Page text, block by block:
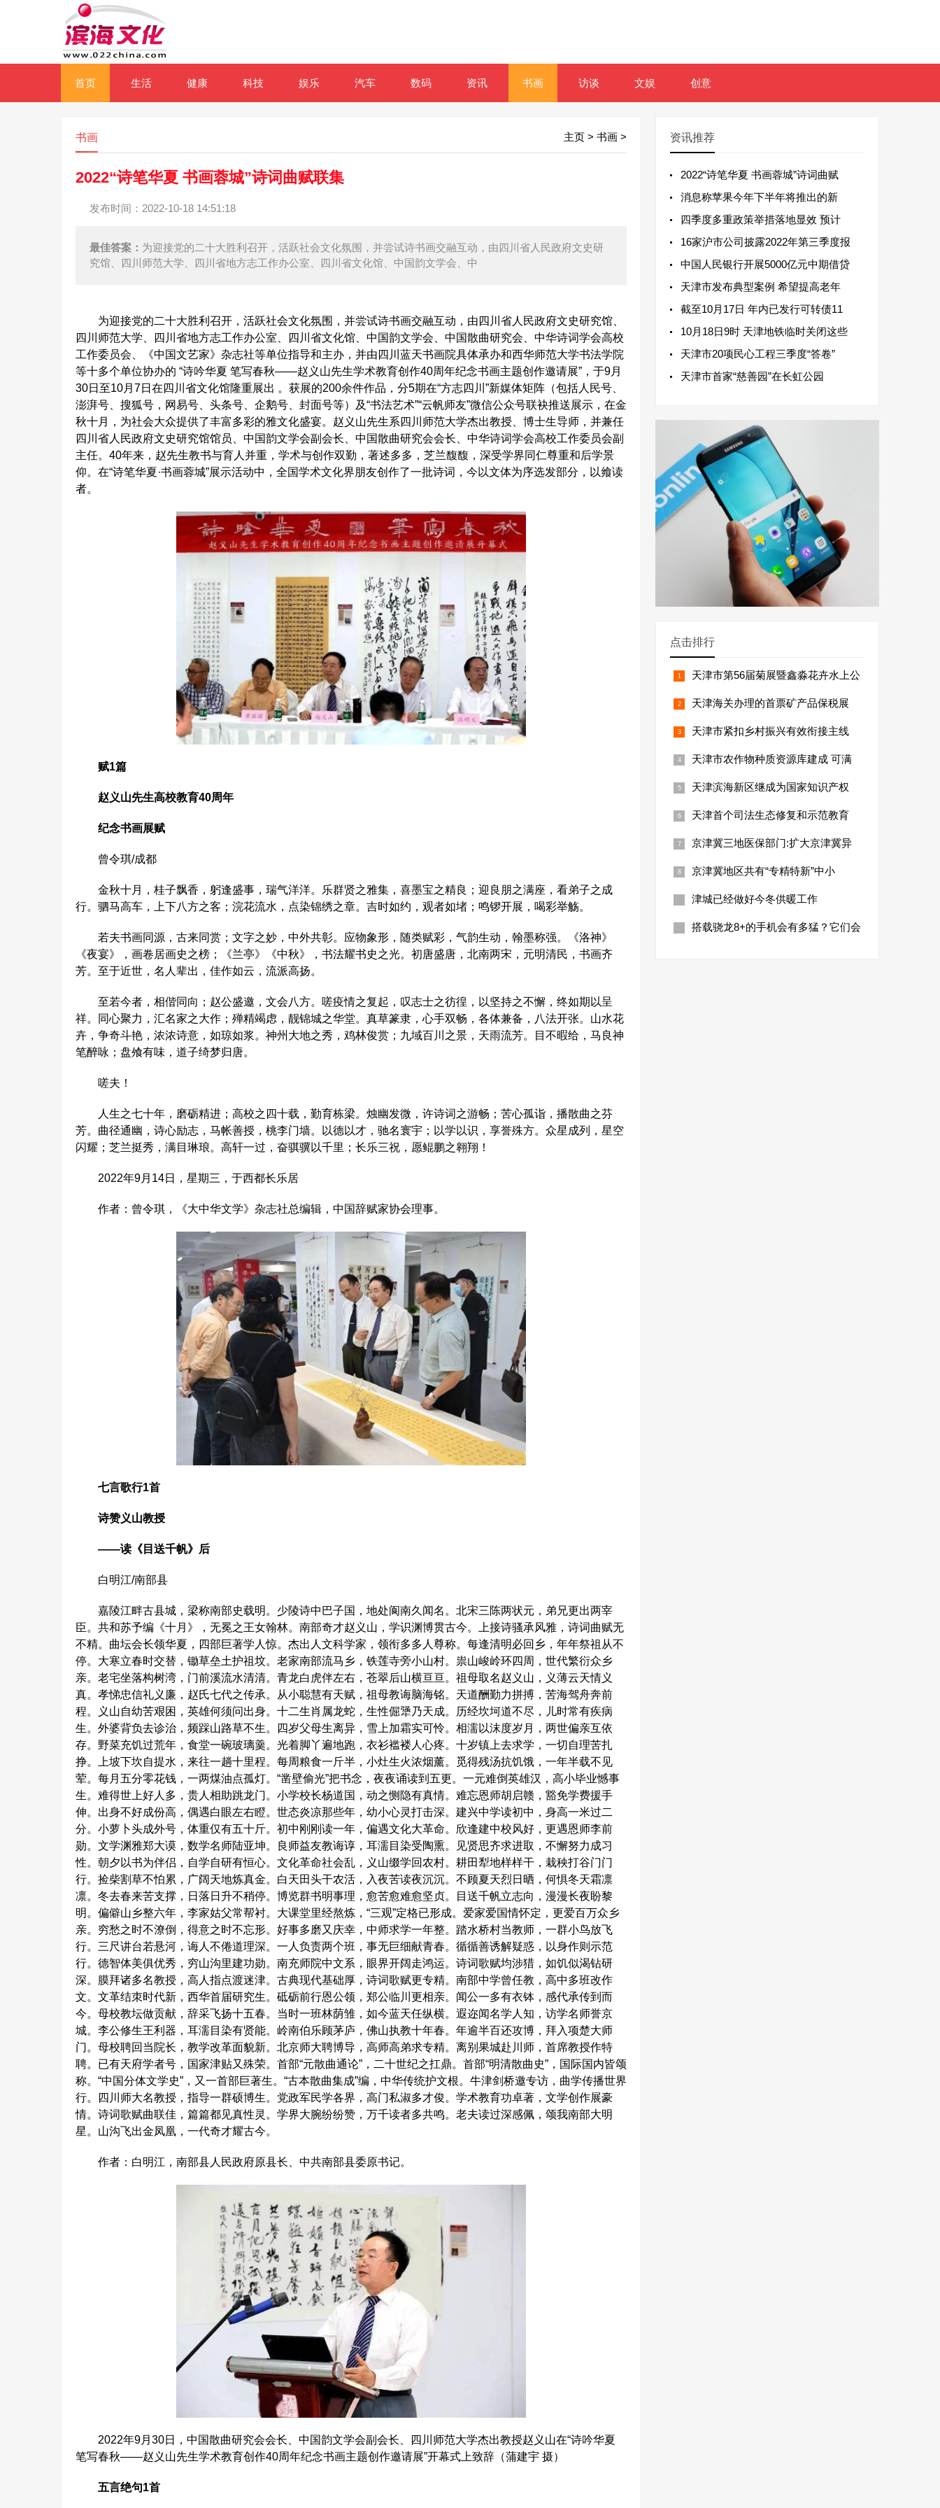
首页 生活 健康 科技 娱乐 汽车 数码 资讯 书画 访谈 文娱 创意
主页 > 书画 >
书画
2022“诗笔华夏 书画蓉城”诗词曲赋联集
发布时间：2022-10-18 14:51:18
最佳答案： 为迎接党的二十大胜利召开，活跃社会文化氛围，并尝试诗书画交融互动，由四川省人民政府文史研
究馆、四川师范大学、四川省地方志工作办公室、四川省文化馆、中国韵文学会、中
为迎接党的二十大胜利召开，活跃社会文化氛围，并尝试诗书画交融互动，由四川省人民政府文史研究馆、
四川师范大学、四川省地方志工作办公室、四川省文化馆、中国韵文学会、中国散曲研究会、中华诗词学会高校
工作委员会、《中国文艺家》杂志社等单位指导和主办，并由四川蓝天书画院具体承办和西华师范大学书法学院
等十多个单位协办的 “诗吟华夏 笔写春秋——赵义山先生学术教育创作40周年纪念书画主题创作邀请展”，于9月
30日至10月7日在四川省文化馆隆重展出 。获展的200余件作品，分5期在“方志四川”新媒体矩阵（包括人民号、
澎湃号、搜狐号，网易号、头条号、企鹅号、封面号等）及“书法艺术”“云帆师友”微信公众号联袂推送展示，在金
秋十月，为社会大众提供了丰富多彩的雅文化盛宴。赵义山先生系四川师范大学杰出教授、博士生导师，并兼任
四川省人民政府文史研究馆馆员、中国韵文学会副会长、中国散曲研究会会长、中华诗词学会高校工作委员会副
主任。40年来，赵先生教书与育人并重，学术与创作双勤，著述多多，芝兰馥馥，深受学界同仁尊重和后学景
仰。在“诗笔华夏·书画蓉城”展示活动中，全国学术文化界朋友创作了一批诗词，今以文体为序选发部分，以飨读
者。
赋1篇
赵义山先生高校教育40周年
纪念书画展赋
曾令琪/成都
金秋十月，桂子飘香，躬逢盛事，瑞气洋洋。乐群贤之雅集，喜墨宝之精良；迎良朋之满座，看弟子之成
行。驷马高车，上下八方之客；浣花流水，点染锦绣之章。吉时如约，观者如堵；鸣锣开展，喝彩举觞。
若夫书画同源，古来同赏；文字之妙，中外共彰。应物象形，随类赋彩，气韵生动，翰墨称强。《洛神》
《夜宴》，画卷居画史之榜；《兰亭》《中秋》，书法耀书史之光。初唐盛唐，北南两宋，元明清民，书画齐
芳。至于近世，名人辈出，佳作如云，流派高扬。
至若今者，相偕同向；赵公盛邀，文会八方。嗟疫情之复起，叹志士之彷徨，以坚持之不懈，终如期以呈
祥。同心聚力，汇名家之大作；殚精竭虑，靓锦城之华堂。真草篆隶，心手双畅，各体兼备，八法开张。山水花
卉，争奇斗艳，浓浓诗意，如琼如浆。神州大地之秀，鸡林俊赏；九域百川之景，天雨流芳。目不暇给，马良神
笔醉咏；盘飧有味，道子绮梦归唐。
嗟夫！
人生之七十年，磨砺精进；高校之四十载，勤育栋梁。烛幽发微，许诗词之游畅；苦心孤诣，播散曲之芬
芳。曲径通幽，诗心励志，马帐善授，桃李门墙。以德以才，驰名寰宇；以学以识，享誉殊方。众星成列，星空
闪耀；芝兰挺秀，满目琳琅。高轩一过，奋骐骥以千里；长乐三祝，愿鲲鹏之翱翔！
2022年9月14日，星期三，于西都长乐居
作者：曾令琪，《大中华文学》杂志社总编辑，中国辞赋家协会理事。
七言歌行1首
诗赞义山教授
——读《目送千帆》后
白明江/南部县
嘉陵江畔古县城，梁称南部史载明。少陵诗中巴子国，地处阆南久闻名。北宋三陈两状元，弟兄更出两宰
臣。共和苏予编《十月》，无冕之王女翰林。南部奇才赵义山，学识渊博贯古今。上接诗骚承风雅，诗词曲赋无
不精。曲坛会长领华夏，四部巨著学人惊。杰出人文科学家，领衔多多人尊称。每逢清明必回乡，年年祭祖从不
停。大寒立春时交替，锄草垒土护祖坟。老家南部流马乡，铁莲寺旁小山村。祟山峻岭环四周，世代繁衍众乡
亲。老宅坐落构树湾，门前溪流水清清。青龙白虎伴左右，苍翠后山横亘亘。祖母取名赵义山，义薄云天情义
真。孝悌忠信礼义廉，赵氏七代之传承。从小聪慧有天赋，祖母教诲脑海铭。天道酬勤力拼搏，苦海驾舟奔前
程。义山自幼苦艰困，英雄何须问出身。十二生肖属龙蛇，生性倔犟乃天成。历经坎坷道不尽，儿时常有疾病
生。外婆背负去诊治，频踩山路草不生。四岁父母生离异，雪上加霜实可怜。相濡以沫度岁月，两世偏亲互依
存。野菜充饥过荒年，食堂一碗玻璃羹。光着脚丫遍地跑，衣衫褴褛人心疼。十岁镇上去求学，一切自理苦扎
挣。上坡下坎自提水，来往一趟十里程。每周粮食一斤半，小灶生火浓烟薰。觅得残汤抗饥饿，一年半载不见
荤。每月五分零花钱，一两煤油点孤灯。“凿壁偷光”把书念，夜夜诵读到五更。一元难倒英雄汉，高小毕业憾事
生。难得世上好人多，贵人相助跳龙门。小学校长杨道国，动之恻隐有真情。难忘恩师胡启赣，豁免学费援手
伸。出身不好成份高，偶遇白眼左右瞪。世态炎凉那些年，幼小心灵打击深。建兴中学读初中，身高一米过二
分。小萝卜头成外号，体重仅有五十斤。初中刚刚读一年，偏遇文化大革命。欣逢建中校风好，更遇恩师李前
勋。文学渊雅郑大谟，数学名师陆亚坤。良师益友教诲谆，耳濡目染受陶熏。见贤思齐求进取，不懈努力成习
性。朝夕以书为伴侣，自学自研有恒心。文化革命社会乱，义山缀学回农村。耕田犁地样样干，栽秧打谷门门
行。捡柴割草不怕累，广阔天地炼真金。白天田头干农活，入夜苦读夜沉沉。不顾夏天烈日晒，何惧冬天霜凛
凛。冬去春来苦支撑，日落日升不稍停。博览群书明事理，愈苦愈难愈坚贞。目送千帆立志向，漫漫长夜盼黎
明。偏僻山乡整六年，李家姑父常帮衬。大课堂里经熬炼，“三观”定格已形成。爱家爱国情怀定，更爱百万众乡
亲。穷愁之时不潦倒，得意之时不忘形。好事多磨又庆幸，中师求学一年整。踏水桥村当教师，一群小鸟放飞
行。三尺讲台若悬河，诲人不倦道理深。一人负责两个班，事无巨细献青春。循循善诱解疑惑，以身作则示范
行。德智体美俱优秀，穷山沟里建功勋。南充师院中文系，眼界开阔走鸿运。诗词歌赋均涉猎，如饥似渴钻研
深。膜拜诸多名教授，高人指点渡迷津。古典现代基础厚，诗词歌赋更专精。南部中学曾任教，高中多班改作
文。文革结朿时代新，西华首届研究生。砥砺前行恩公领，郑公临川更相亲。闻公一多有衣钵，感代承传到而
今。母校教坛做贡献，辞采飞扬十五春。当时一班林荫雏，如今蓝天任纵横。遐迩闻名学人知，访学名师誉京
城。李公修生王利器，耳濡目染有贤能。岭南伯乐顾茅庐，佛山执教十年春。年逾半百还攻博，拜入项楚大师
门。母校聘回当院长，教学改革面貌新。北京师大聘博导，高师高弟求专精。离别果城赴川师，首席教授作特
聘。已有天府学者号，国家津贴又殊荣。首部“元散曲通论”，二十世纪之扛鼎。首部“明清散曲史”，国际国内皆颂
称。“中国分体文学史”，又一首部巨著生。“古本散曲集成”编，中华传统护文根。牛津剑桥邀专访，曲学传播世界
行。四川师大名教授，指导一群硕博生。党政军民学各界，高门私淑多才俊。学术教育功卓著，文学创作展豪
情。诗词歌赋曲联佳，篇篇都见真性灵。学界大腕纷纷赞，万千读者多共鸣。老夫读过深感佩，颂我南部大明
星。山沟飞出金凤凰，一代奇才耀古今。
作者：白明江，南部县人民政府原县长、中共南部县委原书记。
2022年9月30日，中国散曲研究会会长、中国韵文学会副会长、四川师范大学杰出教授赵义山在“诗吟华夏
笔写春秋——赵义山先生学术教育创作40周年纪念书画主题创作邀请展”开幕式上致辞（蒲建宇 摄）
五言绝句1首
资讯推荐
2022“诗笔华夏 书画蓉城”诗词曲赋
消息称苹果今年下半年将推出的新
四季度多重政策举措落地显效 预计
16家沪市公司披露2022年第三季度报
中国人民银行开展5000亿元中期借贷
天津市发布典型案例 希望提高老年
截至10月17日 年内已发行可转债11
10月18日9时 天津地铁临时关闭这些
天津市20项民心工程三季度“答卷”
天津市首家“慈善园”在长虹公园
点击排行
天津市第56届菊展暨鑫淼花卉水上公
天津海关办理的首票矿产品保税展
天津市紧扣乡村振兴有效衔接主线
天津市农作物种质资源库建成 可满
天津滨海新区继成为国家知识产权
天津首个司法生态修复和示范教育
京津冀三地医保部门:扩大京津冀异
京津冀地区共有“专精特新”中小
津城已经做好今冬供暖工作
搭载骁龙8+的手机会有多猛？它们会